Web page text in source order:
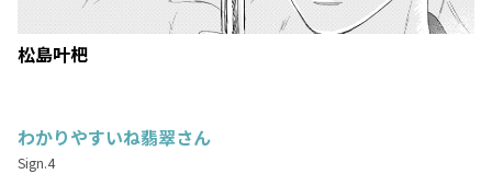
松島叶杷
わかりやすいね翡翠さん
Sign.4